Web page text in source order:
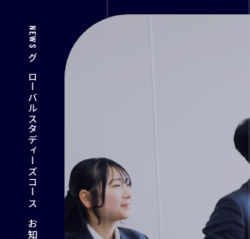
桜丘とは
6年間の
NEWS
グローバルスタディーズコース お知らせ